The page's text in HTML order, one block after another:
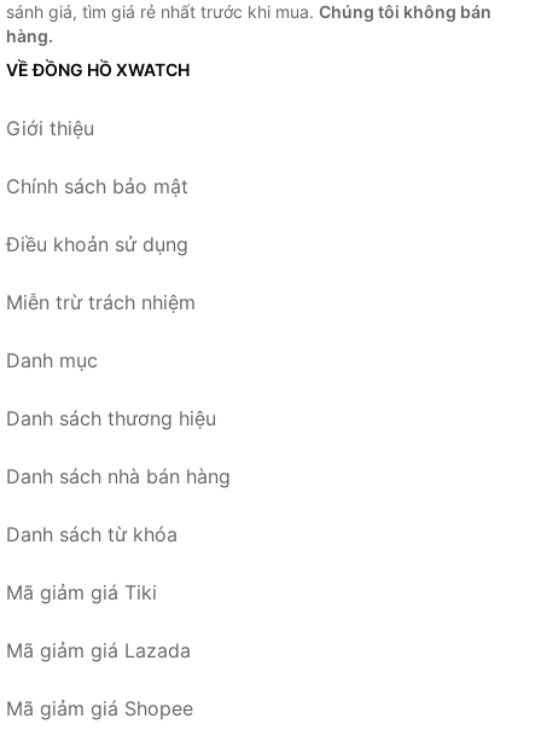
sánh giá, tìm giá rẻ nhất trước khi mua. Chúng tôi không bán
hàng.
VỀ ĐỒNG HỒ XWATCH
Giới thiệu
Chính sách bảo mật
Điều khoản sử dụng
Miễn trừ trách nhiệm
Danh mục
Danh sách thương hiệu
Danh sách nhà bán hàng
Danh sách từ khóa
Mã giảm giá Tiki
Mã giảm giá Lazada
Mã giảm giá Shopee